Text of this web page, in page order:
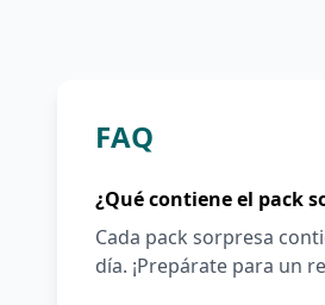
FAQ
¿Qué contiene el pack
Cada pack sorpresa
día. ¡Prepárate para un